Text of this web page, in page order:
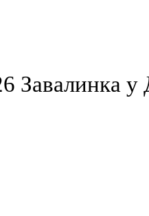
Завалинка